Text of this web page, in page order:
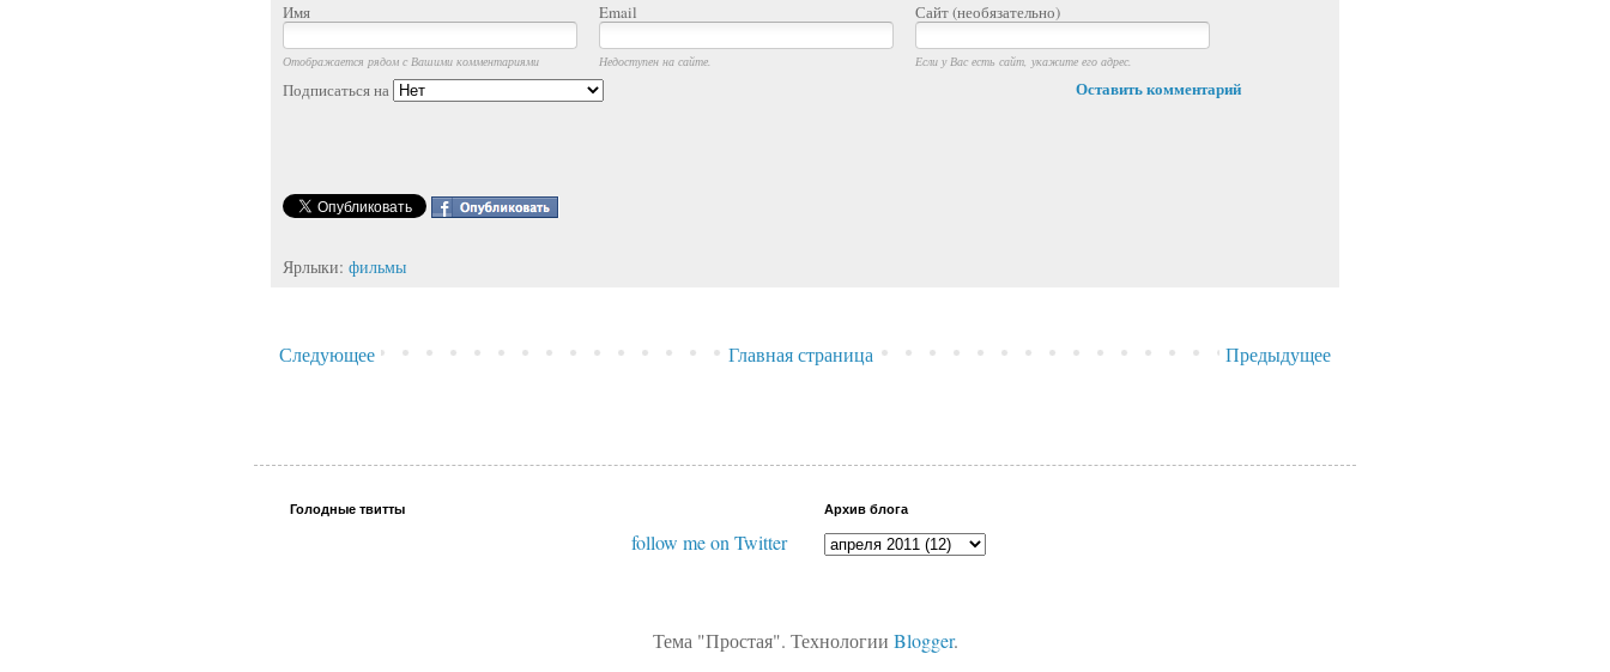
Имя
Email Сайт (необязательно)
Отображается рядом с Вашими комментариями Недоступен на сайте. Если у Вас есть сайт, укажите его адрес.
Оставить комментарий
Подписаться на
Ярлыки: фильмы
Следующее Предыдущее
Главная страница
Голодные твитты
follow me on Twitter
Архив блога
Тема "Простая". Технологии Blogger.